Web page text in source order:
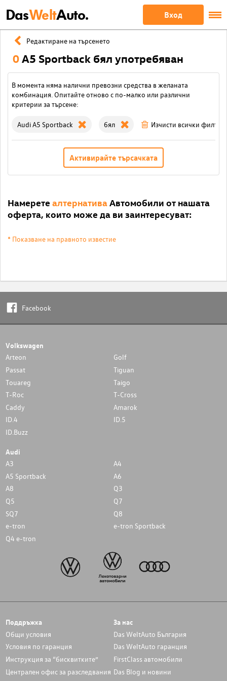
DasWeltAuto. Вход
Редактиране на търсенето
0A5 Sportback бял употребяван
В момента няма налични превозни средства в желаната
комбинация. Опитайте отново с по-малко или различни
критерии за търсене:
Audi A5 Sportback бял Изчисти всички филтри
Активирайте търсачката
Намерете алтернативаАвтомобили от нашата
оферта, които може да ви заинтересуват:
* Показване на правното известие
Facebook
Volkswagen
Arteon
Golf
Passat
Tiguan
Touareg
Taigo
T-Roc
T-Cross
Caddy
Amarok
ID.4
ID.5
ID.Buzz
Audi
A3
A4
A5 Sportback
A6
A8
Q3
Q5
Q7
SQ7
Q8
e-tron
e-tron Sportback
Q4 e-tron
Поддръжка
Общи условия
Условия по гаранция
Инструкция за “бисквитките”
Централен офис за разследвания
За нас
Das WeltAuto България
Das WeltAuto гаранция
FirstClass автомобили
Das Blog и новини